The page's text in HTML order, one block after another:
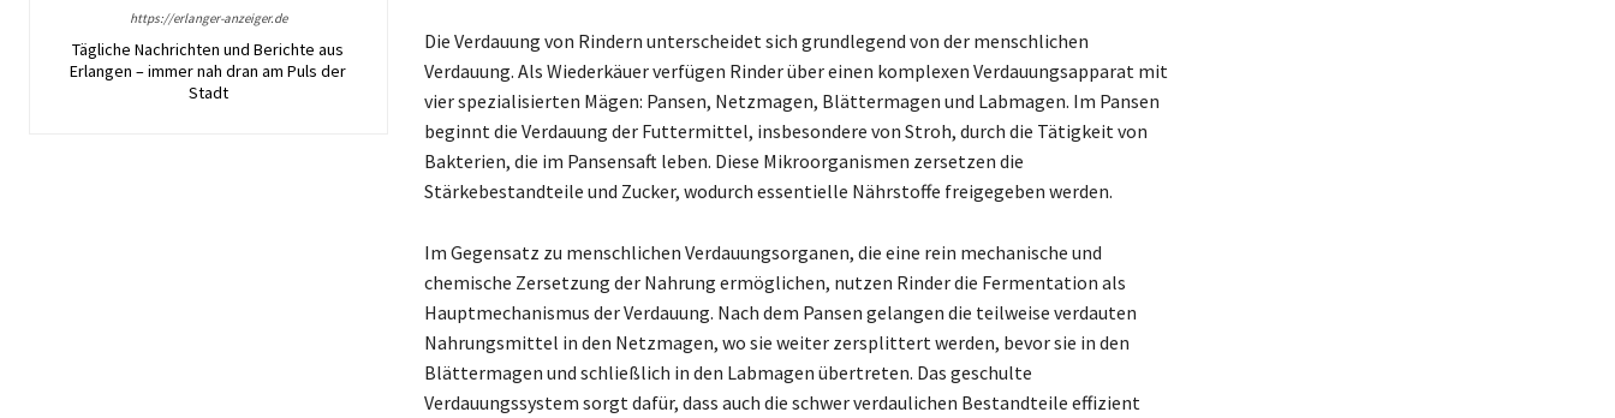
https://erlanger-anzeiger.de
Tägliche Nachrichten und Berichte aus
Erlangen – immer nah dran am Puls der
Stadt
Die Verdauung von Rindern unterscheidet sich grundlegend von der menschlichen
Verdauung. Als Wiederkäuer verfügen Rinder über einen komplexen Verdauungsapparat mit
vier spezialisierten Mägen: Pansen, Netzmagen, Blättermagen und Labmagen. Im Pansen
beginnt die Verdauung der Futtermittel, insbesondere von Stroh, durch die Tätigkeit von
Bakterien, die im Pansensaft leben. Diese Mikroorganismen zersetzen die
Stärkebestandteile und Zucker, wodurch essentielle Nährstoffe freigegeben werden.
Im Gegensatz zu menschlichen Verdauungsorganen, die eine rein mechanische und
chemische Zersetzung der Nahrung ermöglichen, nutzen Rinder die Fermentation als
Hauptmechanismus der Verdauung. Nach dem Pansen gelangen die teilweise verdauten
Nahrungsmittel in den Netzmagen, wo sie weiter zersplittert werden, bevor sie in den
Blättermagen und schließlich in den Labmagen übertreten. Das geschulte
Verdauungssystem sorgt dafür, dass auch die schwer verdaulichen Bestandteile effizient